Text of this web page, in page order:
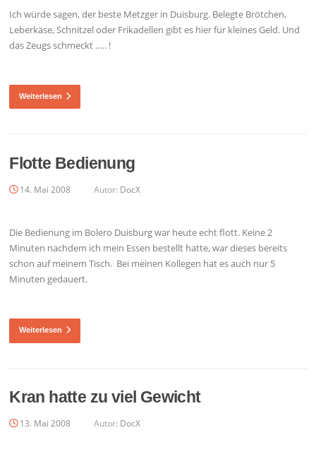
Ich würde sagen, der beste Metzger in Duisburg. Belegte Brötchen,
Leberkäse, Schnitzel oder Frikadellen gibt es hier für kleines Geld. Und
das Zeugs schmeckt ….. !
Weiterlesen
Flotte Bedienung
14. Mai 2008 Autor: DocX
Die Bedienung im Bolero Duisburg war heute echt flott. Keine 2
Minuten nachdem ich mein Essen bestellt hatte, war dieses bereits
schon auf meinem Tisch. Bei meinen Kollegen hat es auch nur 5
Minuten gedauert.
Weiterlesen
Kran hatte zu viel Gewicht
13. Mai 2008 Autor: DocX